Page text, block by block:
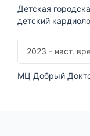
Детская
детский
2023 - наст.
МЦ Добрый